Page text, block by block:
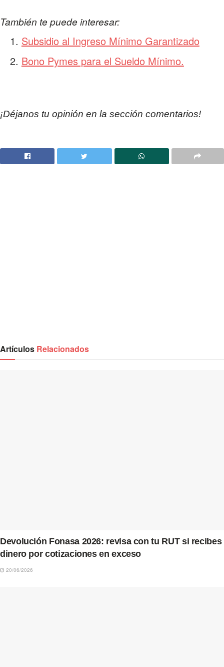
También te puede interesar:
Subsidio al Ingreso Mínimo Garantizado
Bono Pymes para el Sueldo Mínimo.
¡Déjanos tu opinión en la sección comentarios!
Artículos Relacionados
Devolución Fonasa 2026: revisa con tu RUT si recibes
dinero por cotizaciones en exceso
20/06/2026